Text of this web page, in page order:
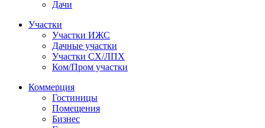
Дачи
Участки
Участки ИЖС
Дачные участки
Участки СХ/ЛПХ
Ком/Пром участки
Коммерция
Гостиницы
Помещения
Бизнес